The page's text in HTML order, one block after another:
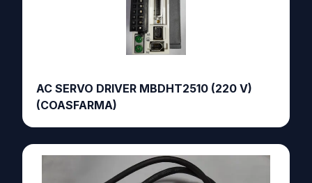
AC SERVO DRIVER MBDHT2510 (220 V)
(COASFARMA)